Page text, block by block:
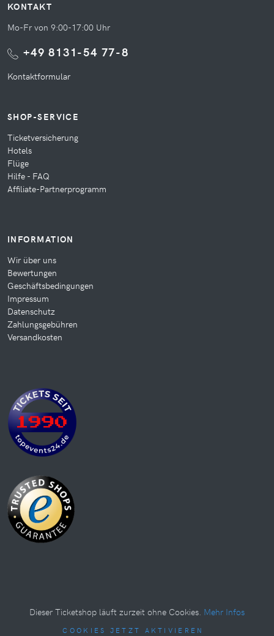
KONTAKT
Mo-Fr von 9:00-17:00 Uhr
+49 8131-54 77-8
Kontaktformular
SHOP-SERVICE
Ticketversicherung
Hotels
Flüge
Hilfe - FAQ
Affiliate-Partnerprogramm
INFORMATION
Wir über uns
Bewertungen
Geschäftsbedingungen
Impressum
Datenschutz
Zahlungsgebühren
Versandkosten
Dieser Ticketshop läuft zurzeit ohne Cookies. Mehr Infos
COOKIES JETZT AKTIVIEREN